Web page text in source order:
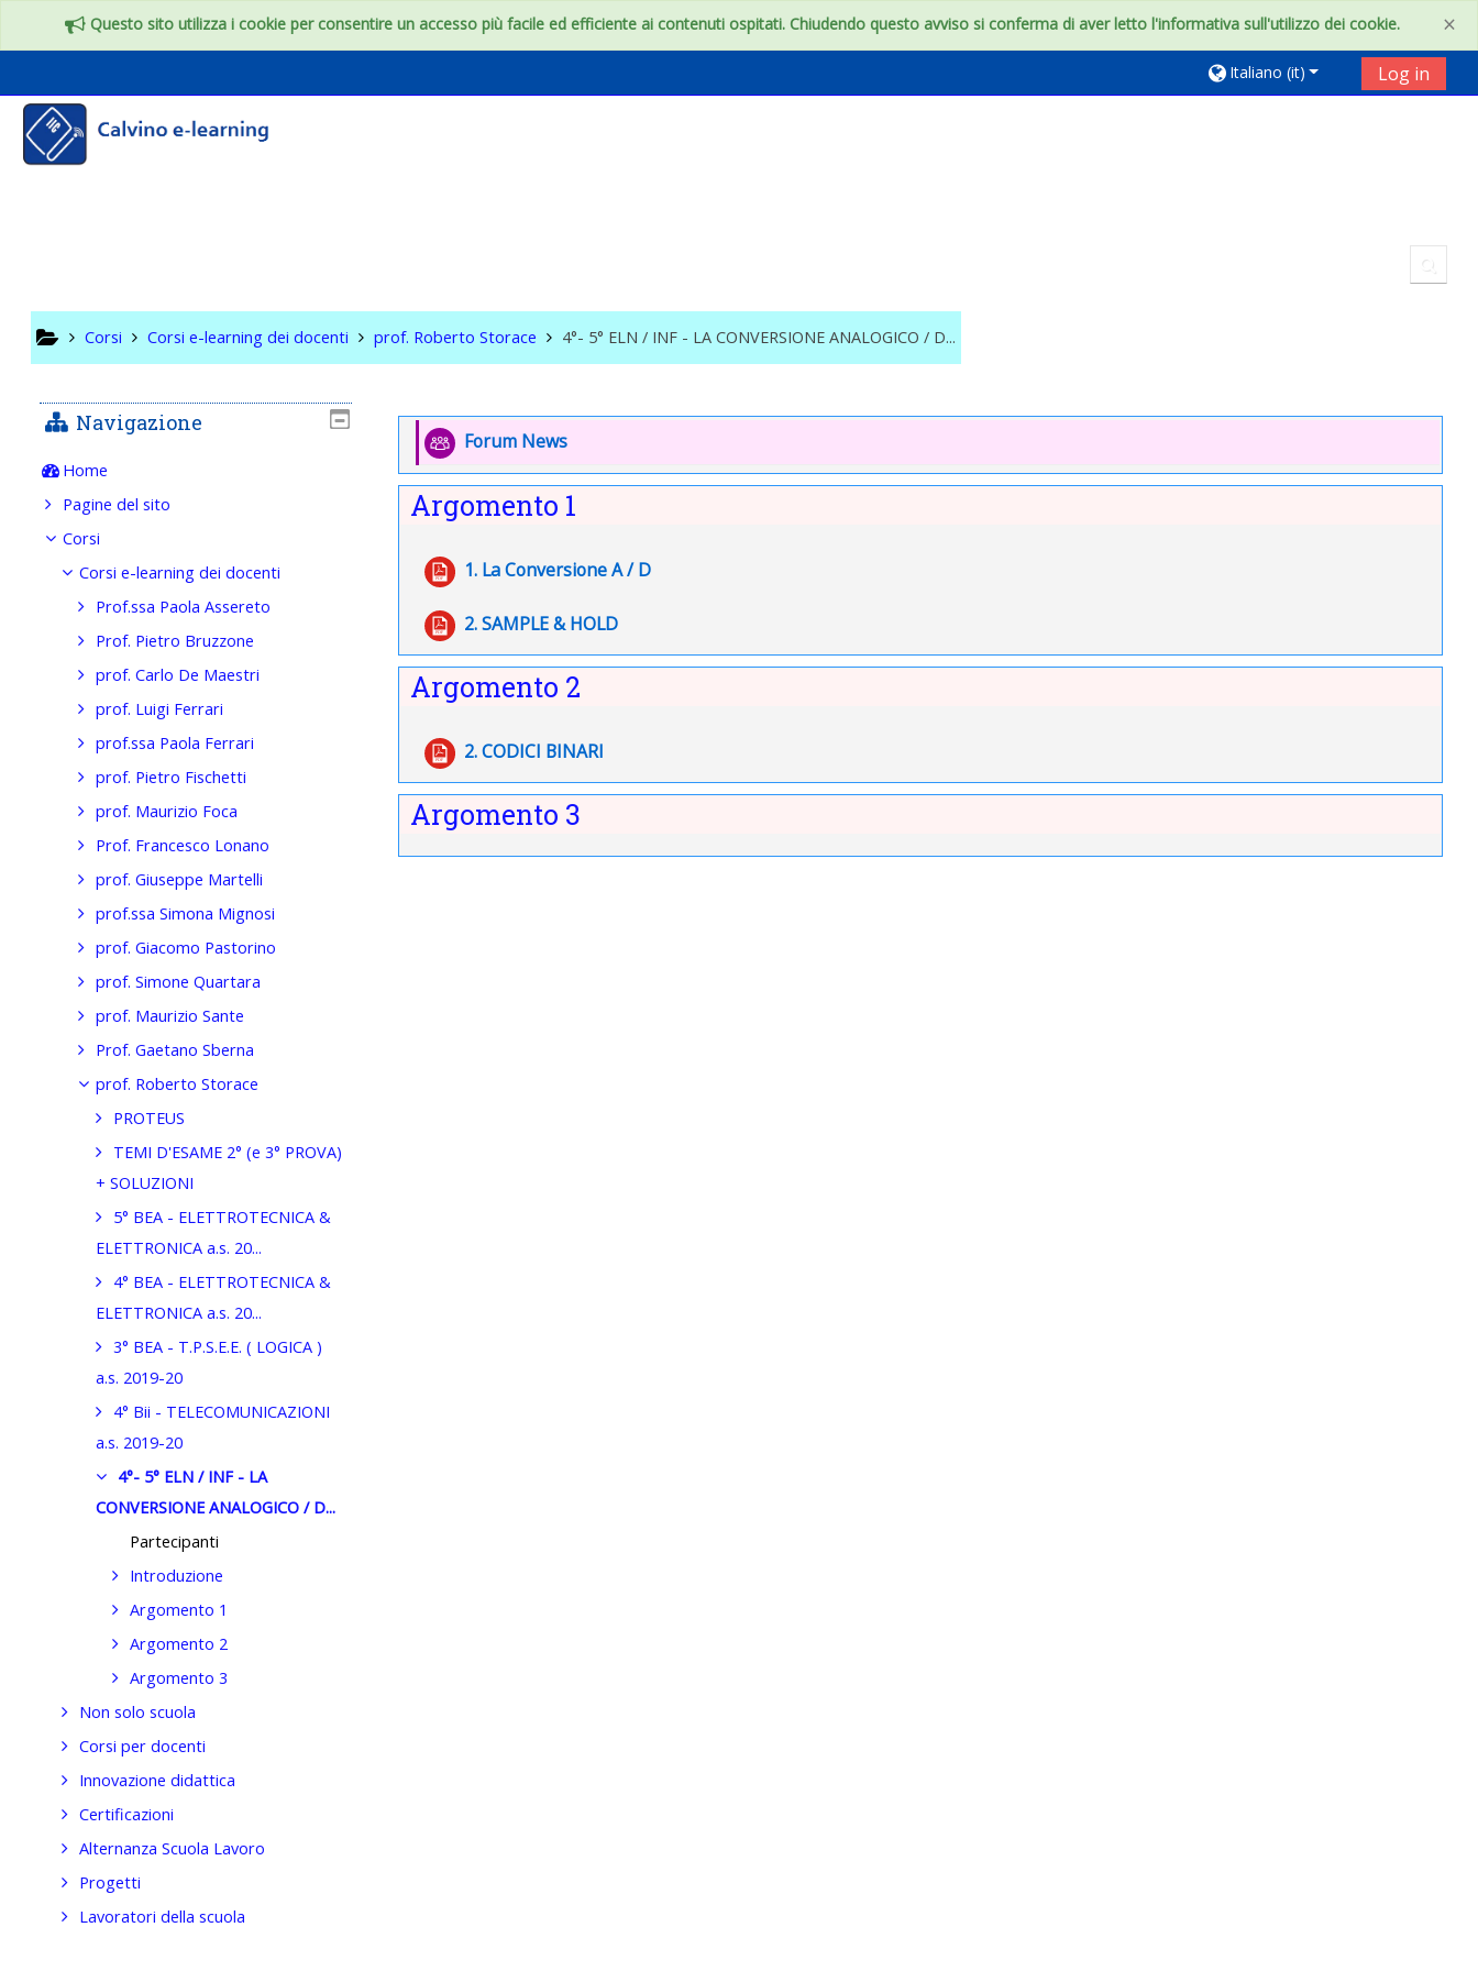
×
Questo sito utilizza i cookie per consentire un accesso più facile ed efficiente ai contenuti ospitati. Chiudendo questo avviso si conferma di aver letto l'informativa sull'utilizzo dei cookie.
Italiano ‎(it)‎ Log in
Corsi Corsi e-learning dei docenti prof. Roberto Storace 4°- 5° ELN / INF - LA CONVERSIONE ANALOGICO / D...
Indice degli argomenti
Introduzione
Forum News
Argomento 1
1. La Conversione A / D
File
2. SAMPLE & HOLD
File
Argomento 2
2. CODICI BINARI
File
Argomento 3
Navigazione
Home
Pagine del sito
Corsi
Corsi e-learning dei docenti
Prof.ssa Paola Assereto
Prof. Pietro Bruzzone
prof. Carlo De Maestri
prof. Luigi Ferrari
prof.ssa Paola Ferrari
prof. Pietro Fischetti
prof. Maurizio Foca
Prof. Francesco Lonano
prof. Giuseppe Martelli
prof.ssa Simona Mignosi
prof. Giacomo Pastorino
prof. Simone Quartara
prof. Maurizio Sante
Prof. Gaetano Sberna
prof. Roberto Storace
PROTEUS
TEMI D'ESAME 2° (e 3° PROVA)
+ SOLUZIONI
5° BEA - ELETTROTECNICA &
ELETTRONICA a.s. 20...
4° BEA - ELETTROTECNICA &
ELETTRONICA a.s. 20...
3° BEA - T.P.S.E.E. ( LOGICA )
a.s. 2019-20
4° Bii - TELECOMUNICAZIONI
a.s. 2019-20
4°- 5° ELN / INF - LA
CONVERSIONE ANALOGICO / D...
Partecipanti
Introduzione
Argomento 1
Argomento 2
Argomento 3
Non solo scuola
Corsi per docenti
Innovazione didattica
Certificazioni
Alternanza Scuola Lavoro
Progetti
Lavoratori della scuola